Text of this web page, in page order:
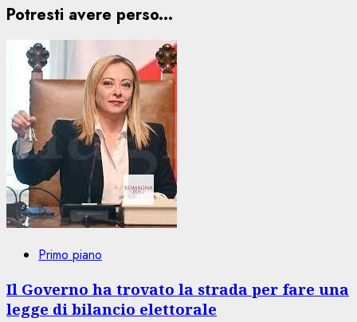
Potresti avere perso...
Primo piano
Il Governo ha trovato la strada per fare una
legge di bilancio elettorale